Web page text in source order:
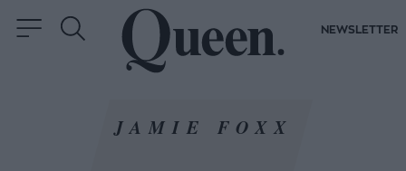
NEWSLETTER
JAMIE FOXX